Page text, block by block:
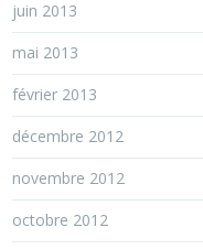
juin 2013
mai 2013
février 2013
décembre 2012
novembre 2012
octobre 2012